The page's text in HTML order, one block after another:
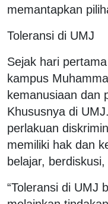
memantapkan
Toleransi di UMJ
Sejak hari
kampus
kemanusiaan dan
Khususnya di
perlakuan
memiliki hak dan
belajar,
“Toleransi di UMJ